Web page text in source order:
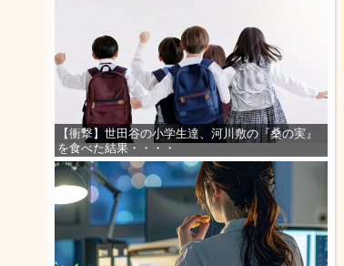
【衝撃】世田谷の小学生達、河川敷の『桑の実』
を食べた結果・・・・